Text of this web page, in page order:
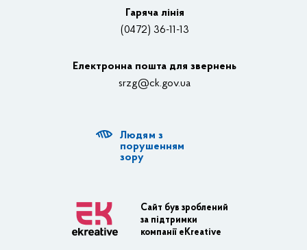
Відеотрансляції
Структурні підрозділи ОДА
Діяльність ОДА
Транспортна інфраструктура
Гаряча лінія
(0472) 36-11-13
Електронна пошта для звернень
srzg@ck.gov.ua
Людям з
порушенням
зору
Сайт був зроблений
за підтримки
компанії eKreative